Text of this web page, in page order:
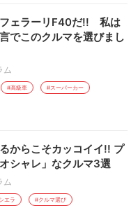
ェラーリF40だ!! 私は
でこのクルマを選びまし
ム
#高級車 #スーパーカー
からこそカッコイイ!! プ
シャレ」なクルマ3選
ム
エラ #クルマ選び